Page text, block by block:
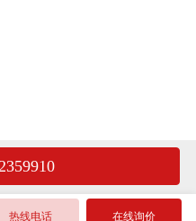
热线电话 在线询价